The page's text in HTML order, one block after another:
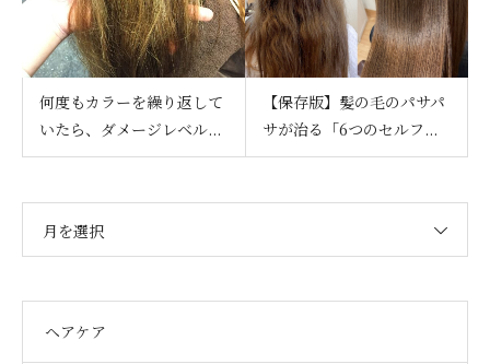
何度もカラーを繰り返して
いたら、ダメージレベル...
【保存版】髪の毛のパサパ
サが治る「6つのセルフ...
月を選択
ヘアケア